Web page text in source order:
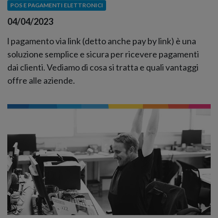
POS E PAGAMENTI ELETTRONICI
04/04/2023
l pagamento via link (detto anche pay by link) è una
soluzione semplice e sicura per ricevere pagamenti
dai clienti. Vediamo di cosa si tratta e quali vantaggi
offre alle aziende.